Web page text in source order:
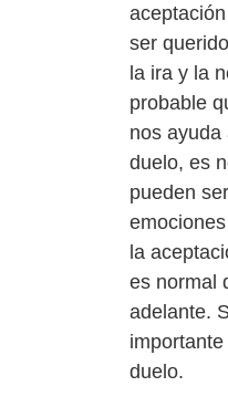
ser
la ira y la
probable
nos ayuda
duelo, es
pueden
la
es normal
adelante.
duelo.